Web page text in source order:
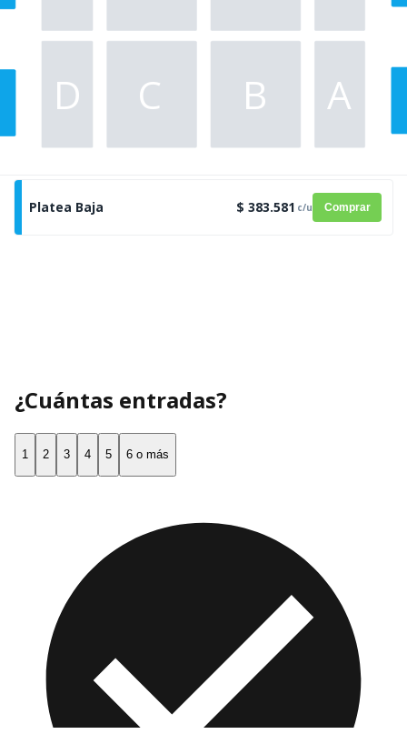
D C B A
Platea Baja $ 383.581 c/u Comprar
¿Cuántas entradas?
1 2 3 4 5 6 o más